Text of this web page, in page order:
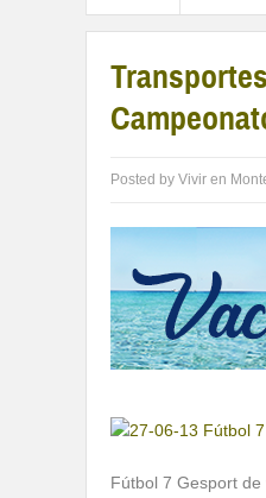
Posted by Vivir en
Fútbol 7 Gesport